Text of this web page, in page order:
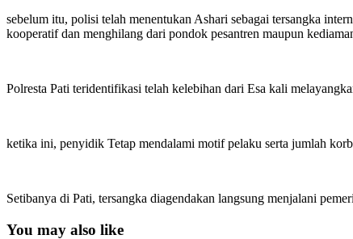
sebelum itu, polisi telah menentukan Ashari sebagai tersangka
kooperatif dan menghilang dari pondok pesantren maupun
Polresta Pati teridentifikasi telah kelebihan dari Esa kali
ketika ini, penyidik Tetap mendalami motif pelaku serta jumlah
Setibanya di Pati, tersangka diagendakan langsung menjalani
You may also like